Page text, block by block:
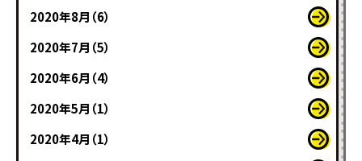
2020年8月（6）
2020年7月（5）
2020年6月（4）
2020年5月（1）
2020年4月（1）